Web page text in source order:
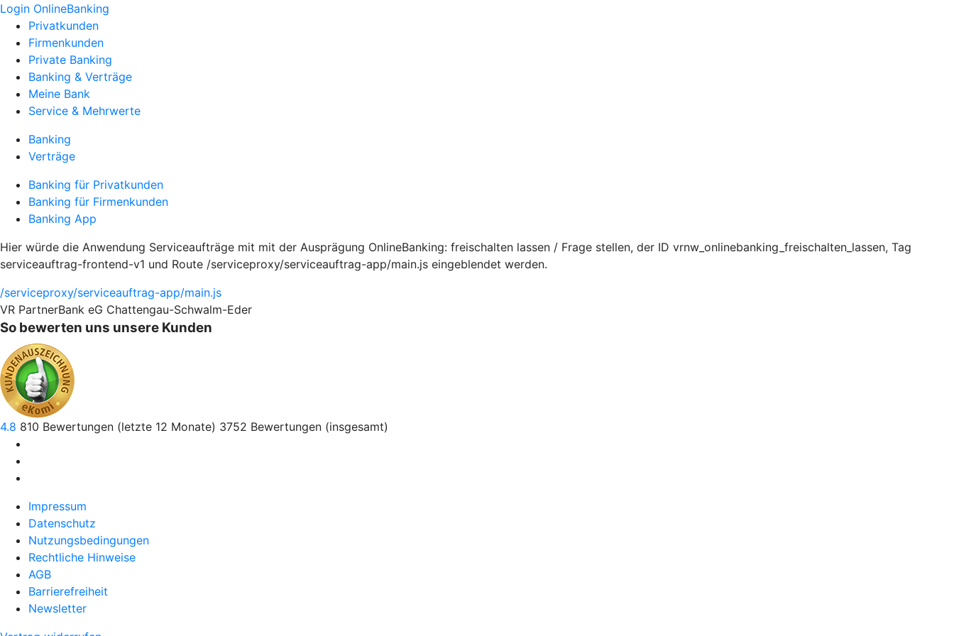
Login OnlineBanking
Privatkunden
Firmenkunden
Private Banking
Banking & Verträge
Meine Bank
Service & Mehrwerte
Banking
Verträge
Banking für Privatkunden
Banking für Firmenkunden
Banking App
Hier würde die Anwendung Serviceaufträge mit mit der Ausprägung OnlineBanking: freischalten lassen / Frage stellen, der ID vrnw_onlinebanking_freischalten_lassen, Tag
serviceauftrag-frontend-v1 und Route /serviceproxy/serviceauftrag-app/main.js eingeblendet werden.
/serviceproxy/serviceauftrag-app/main.js
VR PartnerBank eG Chattengau-Schwalm-Eder
So bewerten uns unsere Kunden
4.8 810 Bewertungen (letzte 12 Monate) 3752 Bewertungen (insgesamt)
Impressum
Datenschutz
Nutzungsbedingungen
Rechtliche Hinweise
AGB
Barrierefreiheit
Newsletter